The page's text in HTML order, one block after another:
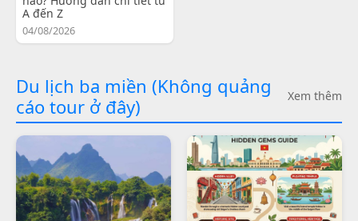
A đến Z
04/08/2026
Du lịch ba miền (Không quảng
cáo tour ở đây)
Xem thêm